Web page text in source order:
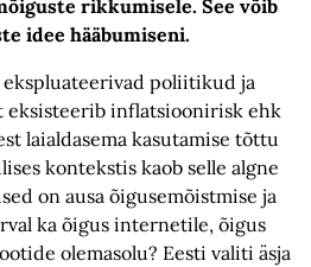
rikkumisele. See võib
idee hääbumiseni.
poliitikud ja
eksisteerib inflatsioonirisk ehk
laialdasema kasutamise tõttu
kontekstis kaob selle algne
on ausa õigusemõistmise ja
ka õigus internetile, õigus
olemasolu? Eesti valiti äsja